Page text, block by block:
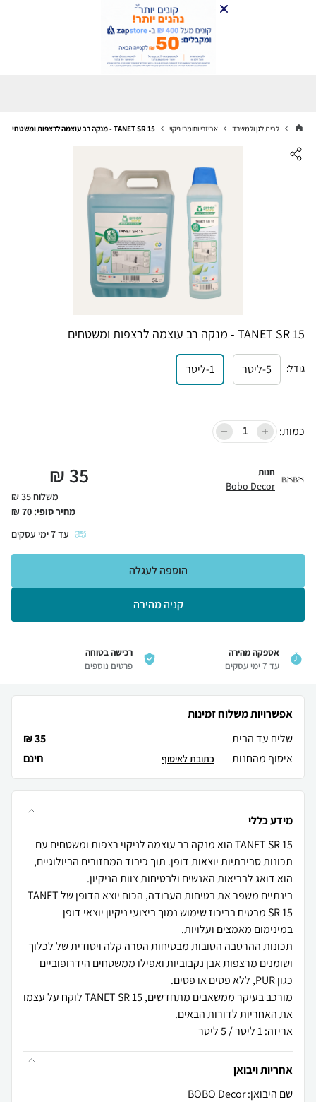
לבית לגן ולמשרד אביזרי וחומרי ניקוי TANET SR 15 - מנקה רב עוצמה לרצפות ומשטחים
TANET SR 15 - מנקה רב עוצמה לרצפות ומשטחים
גודל: 5-ליטר 1-ליטר
כמות:
חנות
Bobo Decor
35
₪
משלוח 35 ₪
מחיר סופי: 70
₪
עד7ימי עסקים
קניה מהירה
הוספה לעגלה
אספקה מהירה
עד 7 ימי עסקים
רכישה בטוחה
פרטים נוספים
אפשרויות משלוח זמינות
שליח עד הבית
35 ₪
איסוף מהחנות
חינם כתובת לאיסוף
מידע כללי
TANET SR 15 הוא מנקה רב עוצמה לניקוי רצפות ומשטחים עם
תכונות סביבתיות יוצאות דופן. תוך כיבוד המחזורים הביולוגיים,
בינתיים משפר את בטיחות העבודה, הכוח יוצא הדופן של TANET
SR 15 מבטיח בריכוז שימוש נמוך ביצועי ניקיון יוצאי דופן
תכונות ההרטבה הטובות מבטיחות הסרה קלה ויסודית של לכלוך
ושומנים מרצפות אבן נקבוביות ואפילו ממשטחים הידרופוביים
מורכב בעיקר ממשאבים מתחדשים, TANET SR 15 לוקח על עצמו
אריזה: 1 ליטר / 5 ליטר
אחריות ויבואן
שם היבואן: BOBO Decor